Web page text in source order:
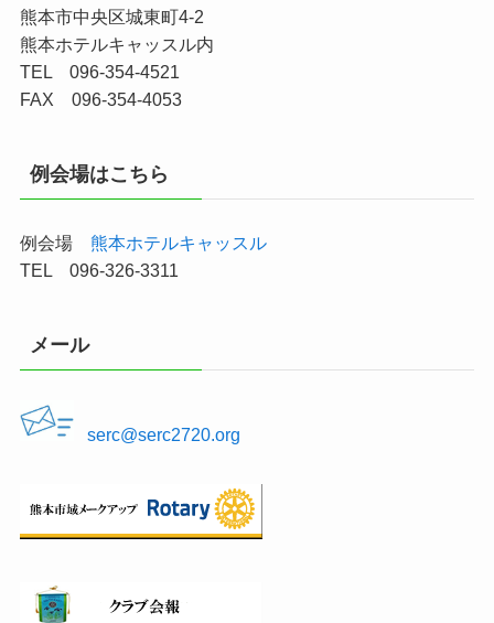
熊本市中央区城東町4-2
熊本ホテルキャッスル内
TEL 096-354-4521
FAX 096-354-4053
例会場はこちら
例会場 熊本ホテルキャッスル
TEL 096-326-3311
メール
serc@serc2720.org